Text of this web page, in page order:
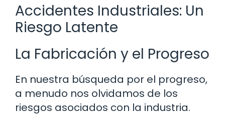
Accidentes Industriales: Un
Riesgo Latente
La Fabricación y el Progreso
En nuestra búsqueda por el progreso,
a menudo nos olvidamos de los
riesgos asociados con la industria.